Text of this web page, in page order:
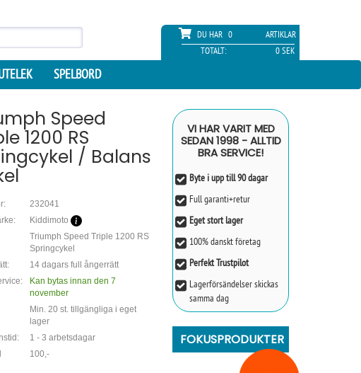
DU HAR 0
ARTIKLAR
TOTALT:
0 SEK
SPELBORD
Speed
1200 RS
/ Balans
232041
Kiddimoto
Triumph Speed Triple 1200 RS
Springcykel
14 dagars full ångerrätt
Kan bytas innan den 7
november
Min. 20 st. tillgängliga i eget
lager
1 - 3 arbetsdagar
100,-
VI HAR VARIT MED
SEDAN 1998 - ALLTID
BRA SERVICE!
Byte i upp till 90 dagar
Full garanti+retur
Eget stort lager
100% danskt företag
Perfekt Trustpilot
Lagerförsändelser skickas
samma dag
FOKUSPRODUKTER